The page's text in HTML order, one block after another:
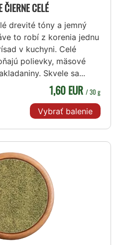
ČIERNE CELÉ
drevité tóny a jemný
to robí z korenia jednu
v kuchyni. Celé
polievky, mäsové
Skvele sa...
1,60 EUR / 30 g
Vybrať balenie